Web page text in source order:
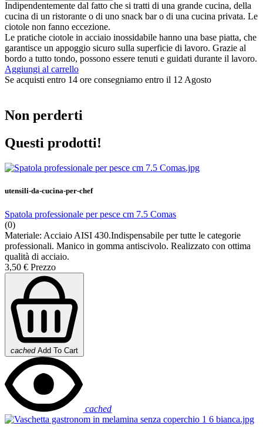
Indipendentemente dal fatto che si tratti di una grande cucina, della
cucina di un ristorante o di uno snack bar o di una cucina privata. Le
ciotole non fanno eccezione.
Le pratiche ciotole in acciaio inossidabile hanno una base piatta, che
garantisce un appoggio sicuro sulla superficie di lavoro. Grazie al
bordo a tutto tondo, possono essere tenuti e guidati durante il lavoro.
Aggiungi al carrello
Se acquisti entro 14 ore consegniamo entro il 12 Agosto
Non perderti
Questi prodotti!
utensili-da-cucina-per-chef
Spatola professionale per pesce cm 7.5 Comas
(0)
Materiale: Acciaio AISI 430.Indispensabile per tutte le categorie
professionali. Manico in gomma antiscivolo. Realizzato con ottima
qualità di acciaio.
3,50 € Prezzo
cached Add To Cart
cached